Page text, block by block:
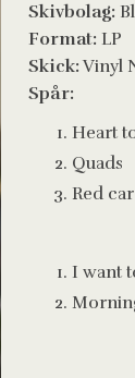
Skivbolag:
Format: LP
Skick:Vinyl
Spår:
Heart
Quads
Red car
I want